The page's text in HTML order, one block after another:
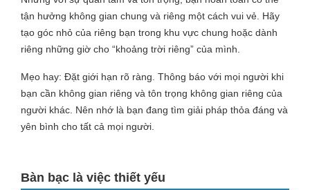
tận hưởng không gian chung và riêng một cách vui vẻ. Hãy
tạo góc nhỏ của riêng bạn trong khu vực chung hoặc dành
riêng những giờ cho “khoảng trời riêng” của mình.
Mẹo hay: Đặt giới hạn rõ ràng. Thông báo với mọi người khi
bạn cần không gian riêng và tôn trọng không gian riêng của
người khác. Nên nhớ là bạn đang tìm giải pháp thỏa đáng và
yên bình cho tất cả mọi người.
Bàn bạc là việc thiết yếu